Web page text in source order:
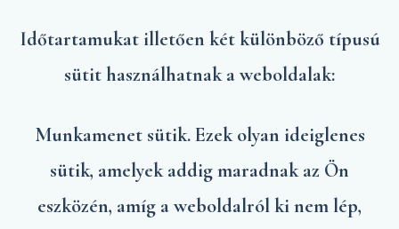
Időtartamukat illetően két különböző típusú
sütit használhatnak a weboldalak:
Munkamenet sütik. Ezek olyan ideiglenes
sütik, amelyek addig maradnak az Ön
eszközén, amíg a weboldalról ki nem lép,